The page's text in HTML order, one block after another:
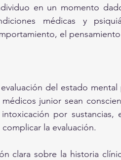
en un momento
médicas y
el
del estado
junior sean
por sustancias,
la evaluación.
clara sobre la historia